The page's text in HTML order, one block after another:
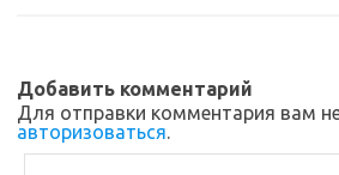
ik
i
ь
Добавить комментарий
Для отправки комментария вам
авторизоваться.